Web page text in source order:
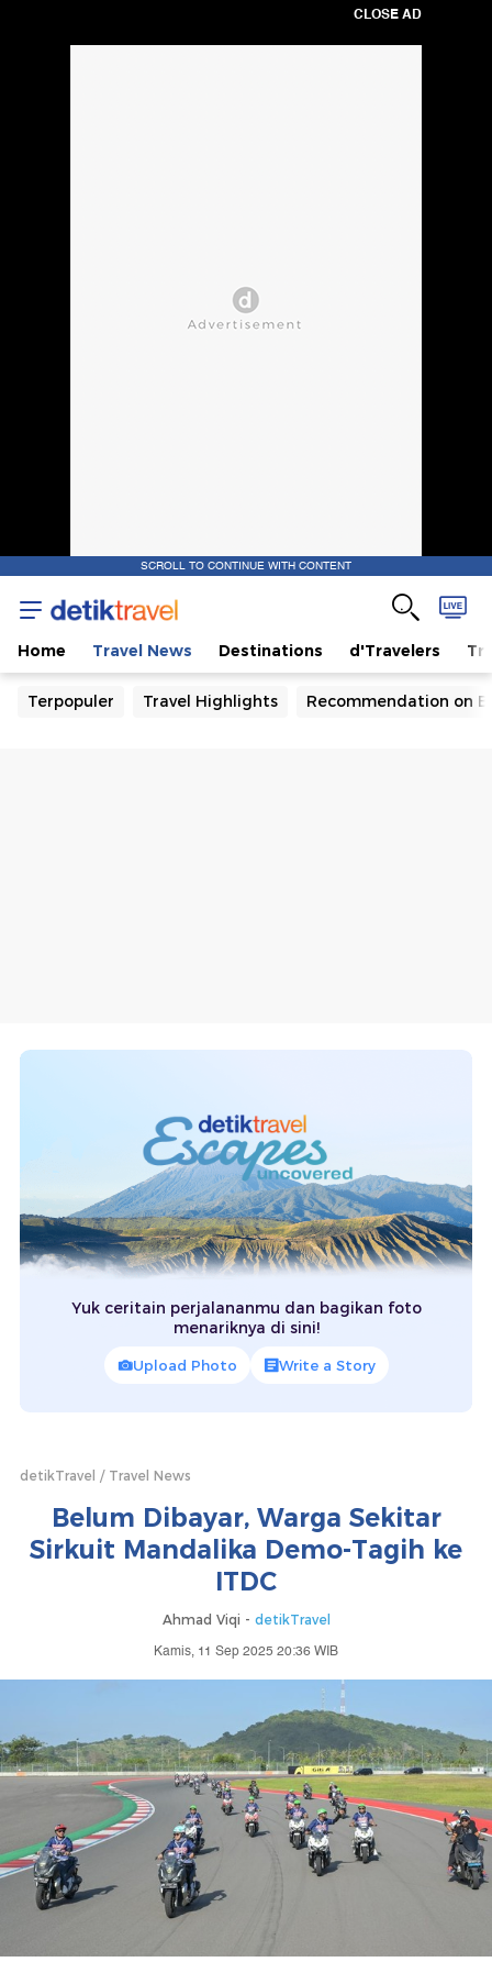
CLOSE AD
SCROLL TO CONTINUE WITH CONTENT
Home Travel News Destinations d'Travelers
Terpopuler Travel Highlights Recommendation on
Yuk ceritain perjalananmu dan bagikan foto
menariknya di sini!
Upload Photo Write a Story
detikTravel Travel News
Belum Dibayar, Warga Sekitar
Sirkuit Mandalika Demo-Tagih ke
ITDC
Ahmad Viqi - detikTravel
Kamis, 11 Sep 2025 20:36 WIB